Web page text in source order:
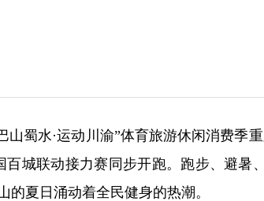
蜀水·运动川渝”体育旅游休闲消费季
百城联动接力赛同步开跑。跑步、避暑
夏日涌动着全民健身的热潮。